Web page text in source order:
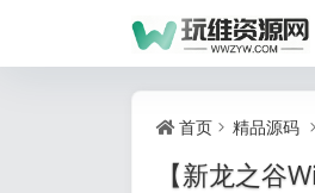
首页 精品源码
【新龙之谷